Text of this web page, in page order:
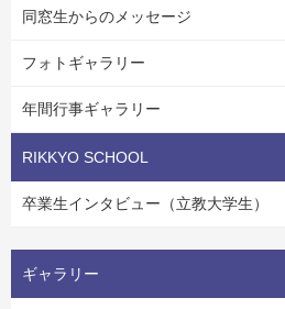
同窓生からのメッセージ
フォトギャラリー
年間行事ギャラリー
RIKKYO SCHOOL
卒業生インタビュー（立教大学生）
ギャラリー